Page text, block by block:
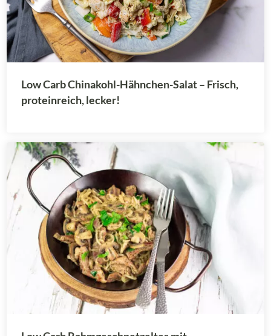
Low Carb Chinakohl-Hähnchen-Salat – Frisch,
proteinreich, lecker!